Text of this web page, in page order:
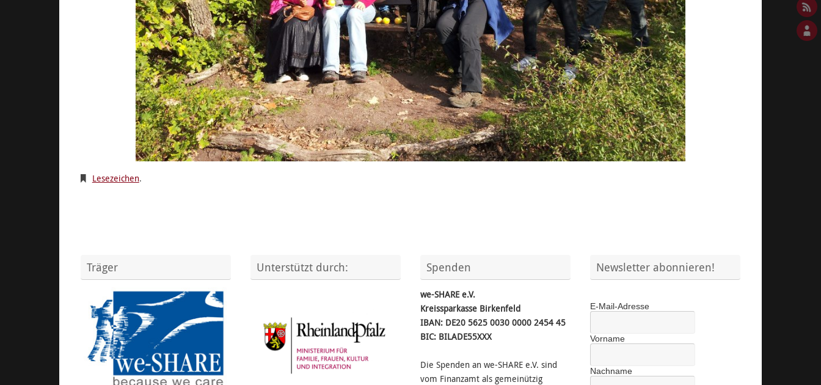
Lesezeichen.
Träger Unterstützt durch: Spenden
we-SHARE e.V.
Kreissparkasse Birkenfeld
IBAN: DE20 5625 0030 0000 2454 45
BIC: BILADE55XXX
Die Spenden an we-SHARE e.V. sind
vom Finanzamt als gemeinützig
Newsletter abonnieren!
E-Mail-Adresse
Vorname
Nachname